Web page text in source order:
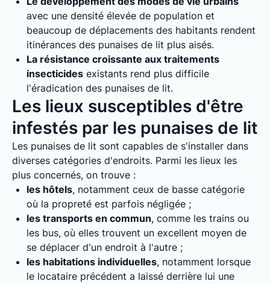
avec une densité élevée de population et
beaucoup de déplacements des habitants rendent
itinérances des punaises de lit plus aisés.
La résistance croissante aux traitements
insecticides existants rend plus difficile
l'éradication des punaises de lit.
Les lieux susceptibles d'être
infestés par les punaises de lit
Les punaises de lit sont capables de s'installer dans
diverses catégories d'endroits. Parmi les lieux les
plus concernés, on trouve :
les hôtels, notamment ceux de basse catégorie
où la propreté est parfois négligée ;
les transports en commun, comme les trains ou
les bus, où elles trouvent un excellent moyen de
se déplacer d'un endroit à l'autre ;
les habitations individuelles, notamment lorsque
le locataire précédent a laissé derrière lui une